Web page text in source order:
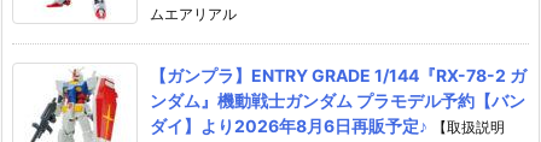
ムエアリアル
【ガンプラ】ENTRY GRADE 1/144『RX-78-2 ガ
ンダム』機動戦士ガンダム プラモデル予約【バン
ダイ】より2026年8月6日再販予定♪
【取扱説明